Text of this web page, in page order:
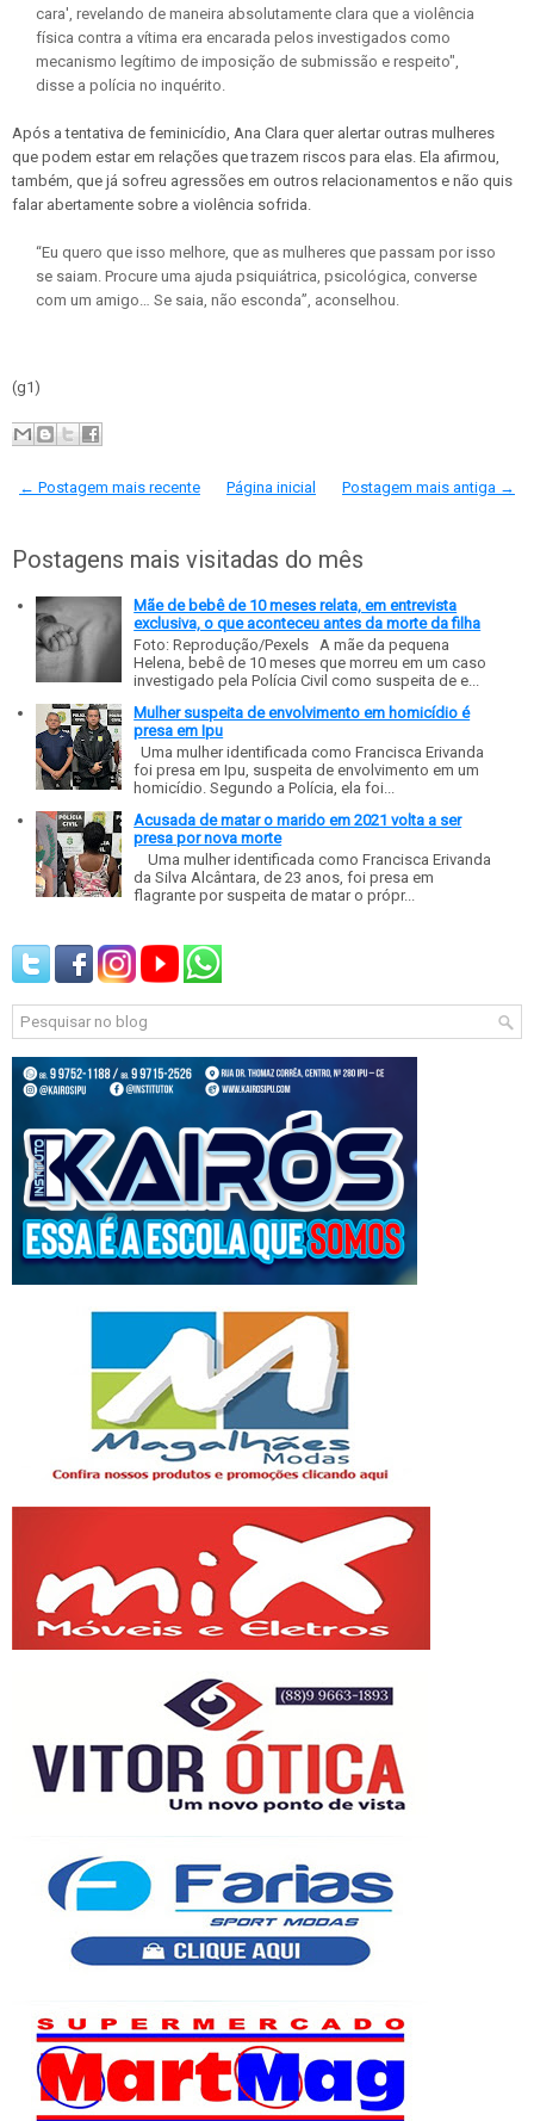
cara', revelando de maneira absolutamente clara que a violência
física contra a vítima era encarada pelos investigados como
mecanismo legítimo de imposição de submissão e respeito",
disse a polícia no inquérito.
Após a tentativa de feminicídio, Ana Clara quer alertar outras mulheres
que podem estar em relações que trazem riscos para elas. Ela afirmou,
também, que já sofreu agressões em outros relacionamentos e não quis
falar abertamente sobre a violência sofrida.
“Eu quero que isso melhore, que as mulheres que passam por isso
se saiam. Procure uma ajuda psiquiátrica, psicológica, converse
com um amigo… Se saia, não esconda”, aconselhou.
(g1)
← Postagem mais recente Postagem mais antiga →
Página inicial
Postagens mais visitadas do mês
Mãe de bebê de 10 meses relata, em entrevista
exclusiva, o que aconteceu antes da morte da filha
Foto: Reprodução/Pexels A mãe da pequena
Helena, bebê de 10 meses que morreu em um caso
investigado pela Polícia Civil como suspeita de e...
Mulher suspeita de envolvimento em homicídio é
presa em Ipu
Uma mulher identificada como Francisca Erivanda
foi presa em Ipu, suspeita de envolvimento em um
homicídio. Segundo a Polícia, ela foi...
Acusada de matar o marido em 2021 volta a ser
presa por nova morte
Uma mulher identificada como Francisca Erivanda
da Silva Alcântara, de 23 anos, foi presa em
flagrante por suspeita de matar o própr...